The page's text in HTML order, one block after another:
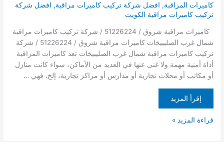
كاميرات المراقبة, افضل شركة تركيب كاميرات مراقبة, افضل شركة
تركيب كاميرات مراقبة الكويت
كاميرات مراقبة شروق / 51226224 / شركة تركيب كاميرات مراقبة
شمال غرب الصليبيخات كاميرات مراقبة شروق / 51226224 / شركة
تركيب كاميرات مراقبة شمال غرب الصليبيخات تعد كاميرات المراقبة
أداة أمنية مهمة ولا غنى عنها في العديد من الأماكن، سواء كانت منازل
أو مكاتب أو محلات تجارية أو مدارس أو مراكز تجارية، إلخ. فهي …
إقرأ المزيد
قراءة المزيد »